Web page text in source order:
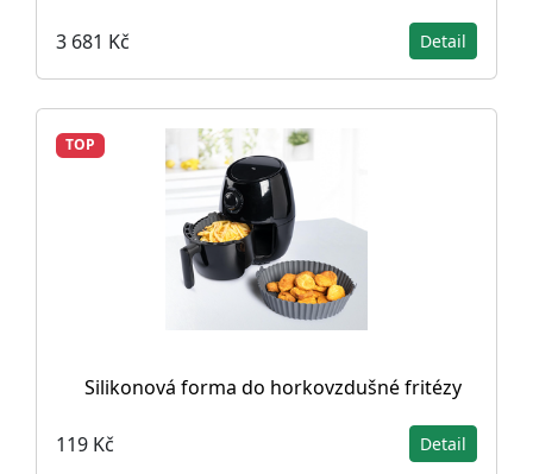
3 681 Kč Detail
TOP
Silikonová forma do horkovzdušné fritézy
119 Kč Detail